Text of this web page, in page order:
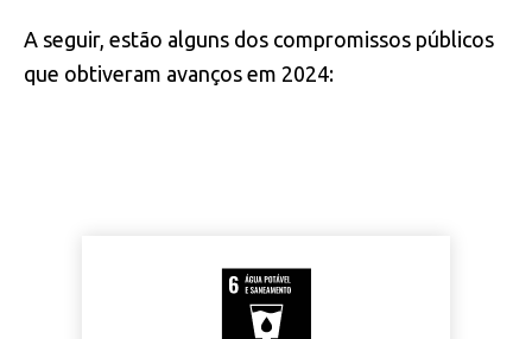
A seguir, estão alguns dos compromissos públicos
que obtiveram avanços em 2024: